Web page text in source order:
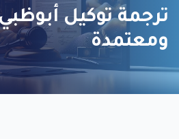
ترجمة توكيل
ومعتمدة